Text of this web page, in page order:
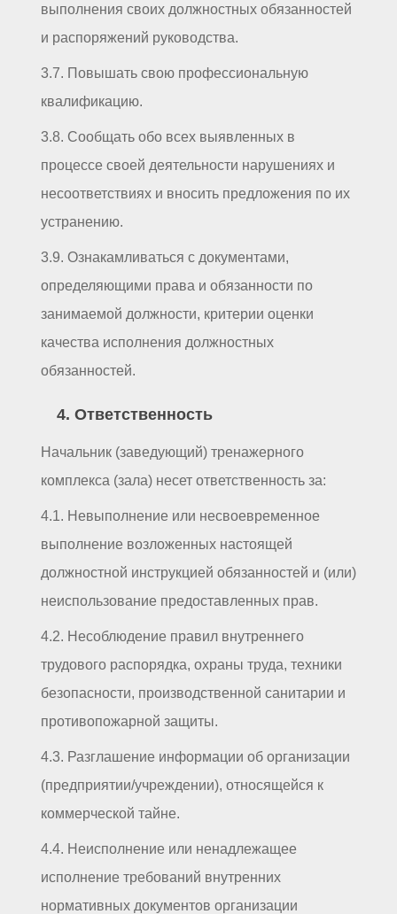
выполнения своих должностных обязанностей
и распоряжений руководства.
3.7. Повышать свою профессиональную
квалификацию.
3.8. Сообщать обо всех выявленных в
процессе своей деятельности нарушениях и
несоответствиях и вносить предложения по их
устранению.
3.9. Ознакамливаться с документами,
определяющими права и обязанности по
занимаемой должности, критерии оценки
качества исполнения должностных
обязанностей.
4. Ответственность
Начальник (заведующий) тренажерного
комплекса (зала) несет ответственность за:
4.1. Невыполнение или несвоевременное
выполнение возложенных настоящей
должностной инструкцией обязанностей и (или)
неиспользование предоставленных прав.
4.2. Несоблюдение правил внутреннего
трудового распорядка, охраны труда, техники
безопасности, производственной санитарии и
противопожарной защиты.
4.3. Разглашение информации об организации
(предприятии/учреждении), относящейся к
коммерческой тайне.
4.4. Неисполнение или ненадлежащее
исполнение требований внутренних
нормативных документов организации